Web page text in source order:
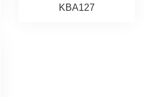
KBA127